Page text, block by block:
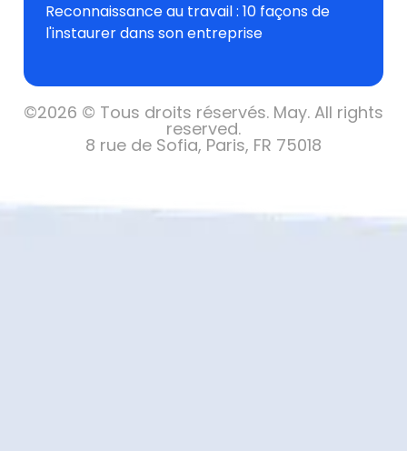
Reconnaissance au travail : 10 façons de
l'instaurer dans son entreprise
©2026 © Tous droits réservés. May. All rights
reserved.
8 rue de Sofia, Paris, FR 75018